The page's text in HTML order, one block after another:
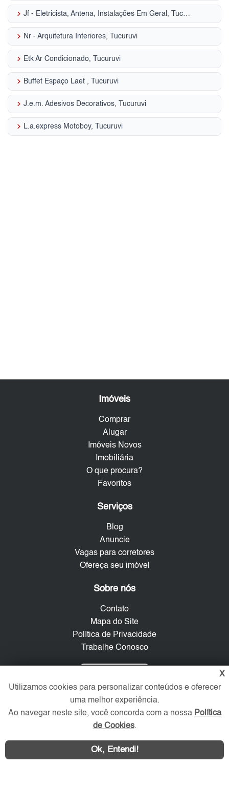
keyboard_arrow_right Jf - Eletricista, Antena, Instalações Em Geral, Tucuruvi
keyboard_arrow_right Nr - Arquitetura Interiores, Tucuruvi
keyboard_arrow_right Etk Ar Condicionado, Tucuruvi
keyboard_arrow_right Buffet Espaço Laet , Tucuruvi
keyboard_arrow_right J.e.m. Adesivos Decorativos, Tucuruvi
keyboard_arrow_right L.a.express Motoboy, Tucuruvi
Imóveis
Comprar
Alugar
Imóveis Novos
Imobiliária
O que procura?
Favoritos
Serviços
Blog
Anuncie
Vagas para corretores
Ofereça seu imóvel
Sobre nós
Contato
Mapa do Site
Política de Privacidade
Trabalhe Conosco
Redes Sociais
X
Utilizamos cookies para personalizar conteúdos e oferecer
uma melhor experiência.
Ao navegar neste site, você concorda com a nossa Política
de Cookies.
Ok, Entendi!